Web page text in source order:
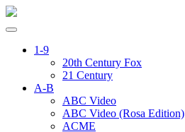
1-9
20th Century Fox
21 Century
A-B
ABC Video
ABC Video (Rosa Edition)
ACME